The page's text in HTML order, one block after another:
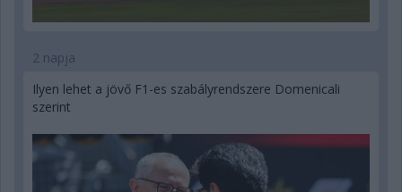
2 napja
Ilyen lehet a jövő F1-es szabályrendszere Domenicali
szerint